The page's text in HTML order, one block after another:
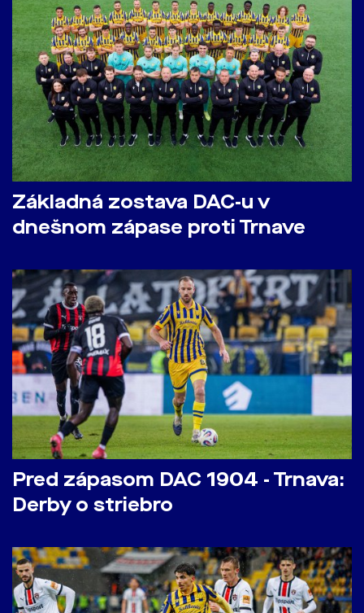
Základná zostava DAC-u v
dnešnom zápase proti Trnave
Pred zápasom DAC 1904 - Trnava:
Derby o striebro